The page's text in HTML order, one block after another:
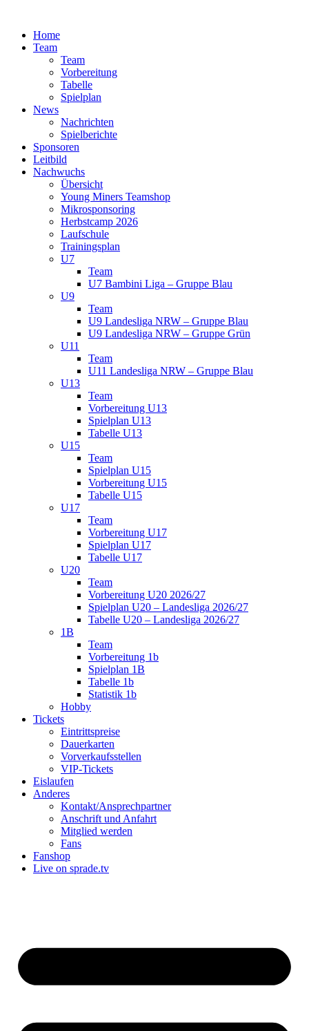
springenHome
Team
Team
Vorbereitung
Tabelle
Spielplan
News
Nachrichten
Spielberichte
Sponsoren
Leitbild
Nachwuchs
Übersicht
Young Miners Teamshop
Mikrosponsoring
Herbstcamp 2026
Laufschule
Trainingsplan
U7
Team
U7 Bambini Liga – Gruppe Blau
U9
Team
U9 Landesliga NRW – Gruppe Blau
U9 Landesliga NRW – Gruppe Grün
U11
Team
U11 Landesliga NRW – Gruppe Blau
U13
Team
Vorbereitung U13
Spielplan U13
Tabelle U13
U15
Team
Spielplan U15
Vorbereitung U15
Tabelle U15
U17
Team
Vorbereitung U17
Spielplan U17
Tabelle U17
U20
Team
Vorbereitung U20 2026/27
Spielplan U20 – Landesliga 2026/27
Tabelle U20 – Landesliga 2026/27
1B
Team
Vorbereitung 1b
Spielplan 1B
Tabelle 1b
Statistik 1b
Hobby
Tickets
Eintrittspreise
Dauerkarten
Vorverkaufsstellen
VIP-Tickets
Eislaufen
Anderes
Kontakt/Ansprechpartner
Anschrift und Anfahrt
Mitglied werden
Fans
Fanshop
Live on sprade.tv